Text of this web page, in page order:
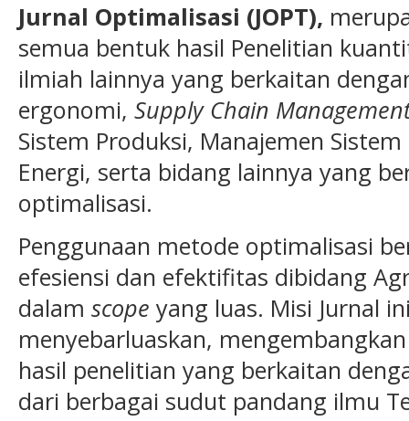
Jurnal Optimalisasi (JOPT),
semua bentuk hasil Penelitian
ilmiah lainnya yang berkaitan
ergonomi, Supply Chain
Sistem Produksi, Manajemen
Energi, serta bidang lainnya yang
optimalisasi.
Penggunaan metode optimalisasi
efesiensi dan efektifitas dibidang
dalam scope yang luas. Misi Jurnal
menyebarluaskan,
hasil penelitian yang berkaitan
dari berbagai sudut pandang ilmu